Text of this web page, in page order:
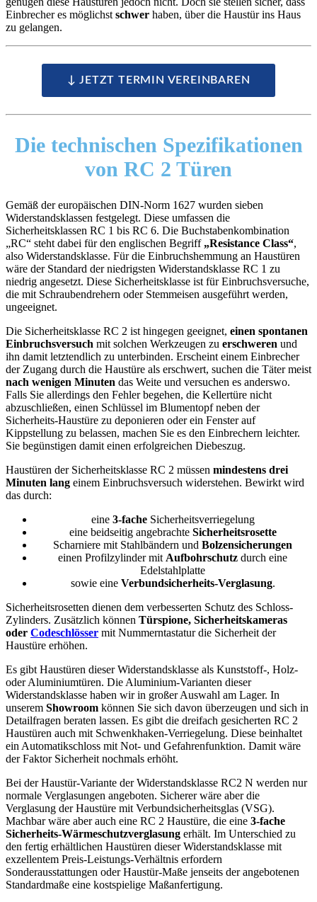
Einbrecher es möglichst schwer haben, über die Haustür ins Haus
zu gelangen.
↓ JETZT TERMIN VEREINBAREN
Die technischen Spezifikationen
von RC 2 Türen
Gemäß der europäischen DIN-Norm 1627 wurden sieben
Widerstandsklassen festgelegt. Diese umfassen die
Sicherheitsklassen RC 1 bis RC 6. Die Buchstabenkombination
„RC“ steht dabei für den englischen Begriff „Resistance Class“,
also Widerstandsklasse. Für die Einbruchshemmung an Haustüren
wäre der Standard der niedrigsten Widerstandsklasse RC 1 zu
niedrig angesetzt. Diese Sicherheitsklasse ist für Einbruchsversuche,
die mit Schraubendrehern oder Stemmeisen ausgeführt werden,
ungeeignet.
Die Sicherheitsklasse RC 2 ist hingegen geeignet, einen spontanen
Einbruchsversuch mit solchen Werkzeugen zu erschweren und
ihn damit letztendlich zu unterbinden. Erscheint einem Einbrecher
der Zugang durch die Haustüre als erschwert, suchen die Täter meist
nach wenigen Minuten das Weite und versuchen es anderswo.
Falls Sie allerdings den Fehler begehen, die Kellertüre nicht
abzuschließen, einen Schlüssel im Blumentopf neben der
Sicherheits-Haustüre zu deponieren oder ein Fenster auf
Kippstellung zu belassen, machen Sie es den Einbrechern leichter.
Sie begünstigen damit einen erfolgreichen Diebeszug.
Haustüren der Sicherheitsklasse RC 2 müssen mindestens drei
Minuten lang einem Einbruchsversuch widerstehen. Bewirkt wird
das durch:
eine 3-facheSicherheitsverriegelung
eine beidseitig angebrachte Sicherheitsrosette
Scharniere mit Stahlbändern und Bolzensicherungen
einen Profilzylinder mit Aufbohrschutz durch eine
Edelstahlplatte
sowie eine Verbundsicherheits-Verglasung.
Sicherheitsrosetten dienen dem verbesserten Schutz des Schloss-
Zylinders. Zusätzlich können Türspione, Sicherheitskameras
oder Codeschlösser mit Nummerntastatur die Sicherheit der
Haustüre erhöhen.
Es gibt Haustüren dieser Widerstandsklasse als Kunststoff-, Holz-
oder Aluminiumtüren. Die Aluminium-Varianten dieser
Widerstandsklasse haben wir in großer Auswahl am Lager. In
unserem Showroom können Sie sich davon überzeugen und sich in
Detailfragen beraten lassen. Es gibt die dreifach gesicherten RC 2
Haustüren auch mit Schwenkhaken-Verriegelung. Diese beinhaltet
ein Automatikschloss mit Not- und Gefahrenfunktion. Damit wäre
der Faktor Sicherheit nochmals erhöht.
Bei der Haustür-Variante der Widerstandsklasse RC2 N werden nur
normale Verglasungen angeboten. Sicherer wäre aber die
Verglasung der Haustüre mit Verbundsicherheitsglas (VSG).
Machbar wäre aber auch eine RC 2 Haustüre, die eine 3-fache
Sicherheits-Wärmeschutzverglasung erhält. Im Unterschied zu
den fertig erhältlichen Haustüren dieser Widerstandsklasse mit
exzellentem Preis-Leistungs-Verhältnis erfordern
Sonderausstattungen oder Haustür-Maße jenseits der angebotenen
Standardmaße eine kostspielige Maßanfertigung.